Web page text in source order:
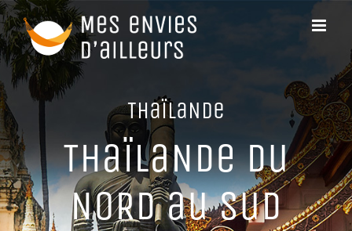
Passer
au
contenu
THaïLaNDe
THaïLaNDe Du
NoRD au SuD